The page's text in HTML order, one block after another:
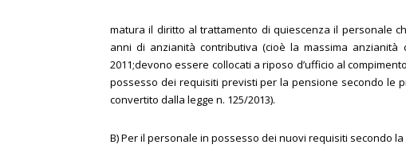
matura il diritto al trattamento di quiescenza il personale
anni di anzianità contributiva (cioè la massima
2011;devono essere collocati a riposo d’ufficio al
possesso dei requisiti previsti per la pensione secondo le
convertito dalla legge n. 125/2013).
B) Per il personale in possesso dei nuovi requisiti secondo